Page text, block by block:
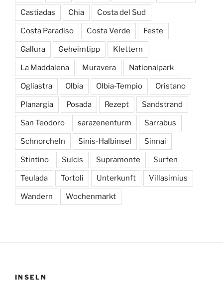
Castiadas Chia Costa del Sud
Costa Paradiso Costa Verde Feste
Gallura Geheimtipp Klettern
La Maddalena Muravera Nationalpark
Ogliastra Olbia Olbia-Tempio Oristano
Planargia Posada Rezept Sandstrand
San Teodoro sarazenenturm Sarrabus
Schnorcheln Sinis-Halbinsel Sinnai
Stintino Sulcis Supramonte Surfen
Teulada Tortoli Unterkunft Villasimius
Wandern Wochenmarkt
INSELN